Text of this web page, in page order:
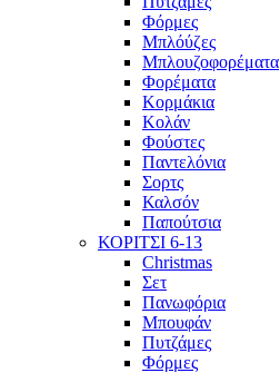
Φόρμες
Μπλόύζες
Μπλουζοφορέματα
Φορέματα
Κορμάκια
Κολάν
Φούστες
Παντελόνια
Σορτς
Καλσόν
Παπούτσια
ΚΟΡΙΤΣΙ 6-13
Christmas
Σετ
Πανωφόρια
Μπουφάν
Πυτζάμες
Φόρμες